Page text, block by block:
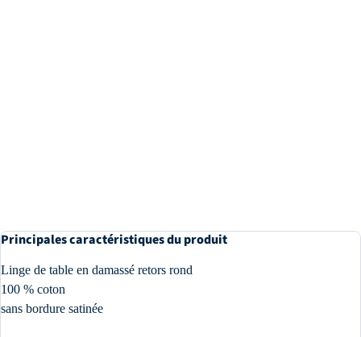
Principales caractéristiques du produit
Linge de table en damassé retors rond
100 % coton
sans bordure satinée